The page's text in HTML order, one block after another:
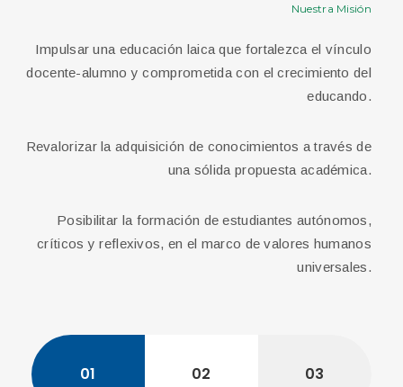
Nuestra Misión
Impulsar una educación laica que fortalezca el vínculo
docente-alumno y comprometida con el crecimiento del
educando.
Revalorizar la adquisición de conocimientos a través de
una sólida propuesta académica.
Posibilitar la formación de estudiantes autónomos,
críticos y reflexivos, en el marco de valores humanos
universales.
01 02 03